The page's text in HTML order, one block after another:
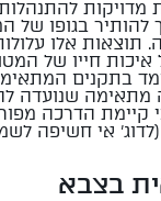
מדויקות
להותיר בגופו של
תוצאות אלו
חייו של
בתקנים
מתאימה שנועדה
קיימת הדרכה
(לדוג' אי חשיפה
בצבא